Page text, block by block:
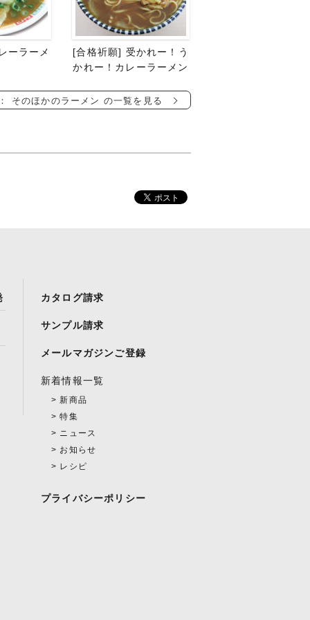
ーラーメ
[合格祈願] 受かれー！う
かれー！カレーラーメン
そのほかのラーメン の一覧を見る
カタログ請求
サンプル請求
メールマガジンご登録
新着情報一覧
新商品
特集
ニュース
お知らせ
レシピ
プライバシーポリシー